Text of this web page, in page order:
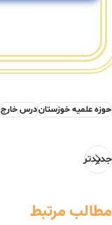
حوزه علمیه خوزستاندرس خارج
جدیدتر
مطالب مرتبط